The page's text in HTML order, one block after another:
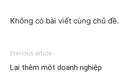
Không có bài viết cùng chủ đề.
Previous article
Lại thêm một doanh nghiệp